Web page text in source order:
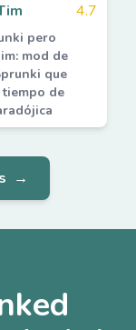
4.7
pero
mod de
que
de
→